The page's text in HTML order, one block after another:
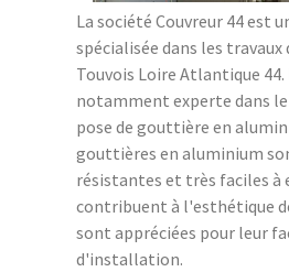
La société Couvreur 44 est
spécialisée dans les travaux
Touvois Loire Atlantique
notamment experte dans
pose de gouttière en
gouttières en aluminium
résistantes et très faciles à
contribuent à l'esthétique
sont appréciées pour leur
d'installation.